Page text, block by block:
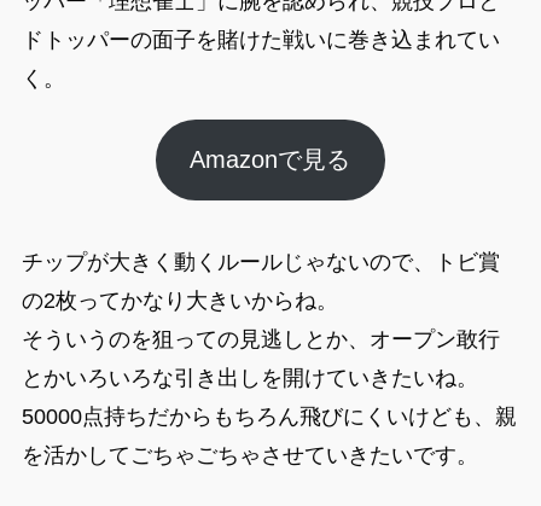
ドトッパーの面子を賭けた戦いに巻き込まれてい
く。
Amazonで見る
チップが大きく動くルールじゃないので、トビ賞
の2枚ってかなり大きいからね。
そういうのを狙っての見逃しとか、オープン敢行
とかいろいろな引き出しを開けていきたいね。
50000点持ちだからもちろん飛びにくいけども、親
を活かしてごちゃごちゃさせていきたいです。